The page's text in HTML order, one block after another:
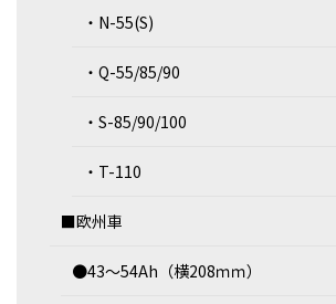
・N-55(S)
・Q-55/85/90
・S-85/90/100
・T-110
■欧州車
●43～54Ah（横208ｍｍ）